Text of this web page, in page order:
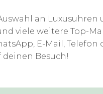
an
viele weitere
E-Mail,
Besuch!